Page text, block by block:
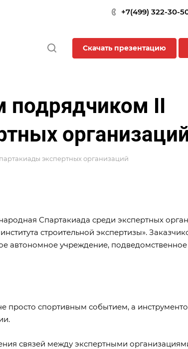
+7(499) 322-30-
Скачать презентацию
подрядчиком II
экспертных организаций
Спартакиада среди экспертных
строительной экспертизы».
автономное учреждение,
просто спортивным событием, а
связей между экспертными